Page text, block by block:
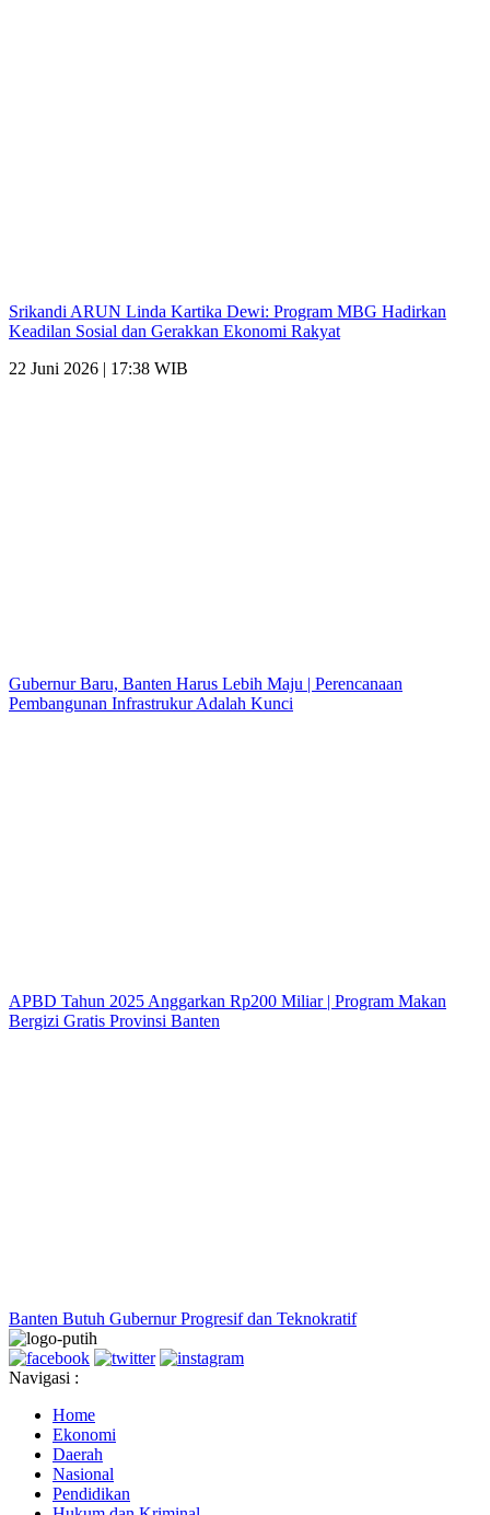
Srikandi ARUN Linda Kartika Dewi: Program MBG Hadirkan
Keadilan Sosial dan Gerakkan Ekonomi Rakyat
22 Juni 2026 | 17:38 WIB
Gubernur Baru, Banten Harus Lebih Maju | Perencanaan
Pembangunan Infrastrukur Adalah Kunci
APBD Tahun 2025 Anggarkan Rp200 Miliar | Program Makan
Bergizi Gratis Provinsi Banten
Banten Butuh Gubernur Progresif dan Teknokratif
Navigasi :
Home
Ekonomi
Daerah
Nasional
Pendidikan